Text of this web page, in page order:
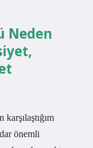
Neden
önemli